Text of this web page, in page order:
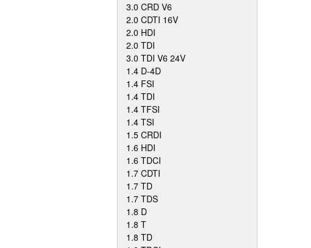
3.0 CRD V6
2.0 CDTI 16V
2.0 HDI
2.0 TDI
3.0 TDI V6 24V
1.4 D-4D
1.4 FSI
1.4 TDI
1.4 TFSI
1.4 TSI
1.5 CRDI
1.6 HDI
1.6 TDCI
1.7 CDTI
1.7 TD
1.7 TDS
1.8 D
1.8 T
1.8 TD